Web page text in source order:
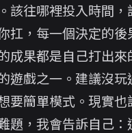
該往哪裡投入時間，
扛，每一個決定的後
成果都是自己打出來
遊戲之一。建議沒玩
要簡單模式。現實也
題，我會告訴自己